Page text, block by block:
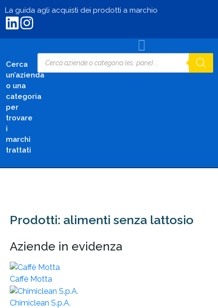
La guida agli acquisti dei prodotti a marchio
Cerca
un’azienda
o una
categoria
per
trovare
i
marchi
trattati
Prodotti: alimenti senza lattosio
Aziende in evidenza
Caffè Motta
Chimiclean S.p.A.